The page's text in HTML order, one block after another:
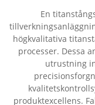
En
högkvalitativa
processer. Dessa
utrustning
produktexcellens.